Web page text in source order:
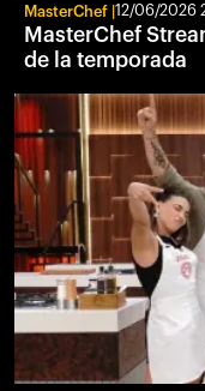
MasterChef 12/06/2026
MasterChef
de la temporada